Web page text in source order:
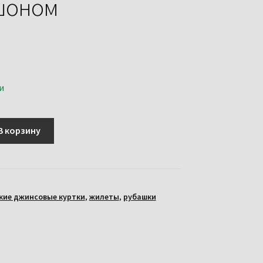
корзину
джинсовые куртки, жилеты, рубашки